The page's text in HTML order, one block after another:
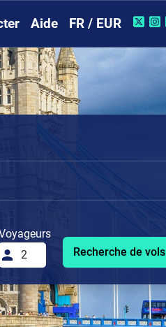
Aide FR / EUR
Recherche de vols